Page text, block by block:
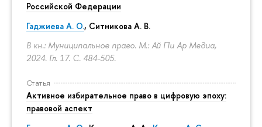
Российской Федерации
Гаджиева А. О., Ситникова А. В.
В кн.: Муниципальное право. М.: Ай Пи Ар Медиа,
2024. Гл. 17. С. 484-505.
Статья
Активное избирательное право в цифровую эпоху:
правовой аспект